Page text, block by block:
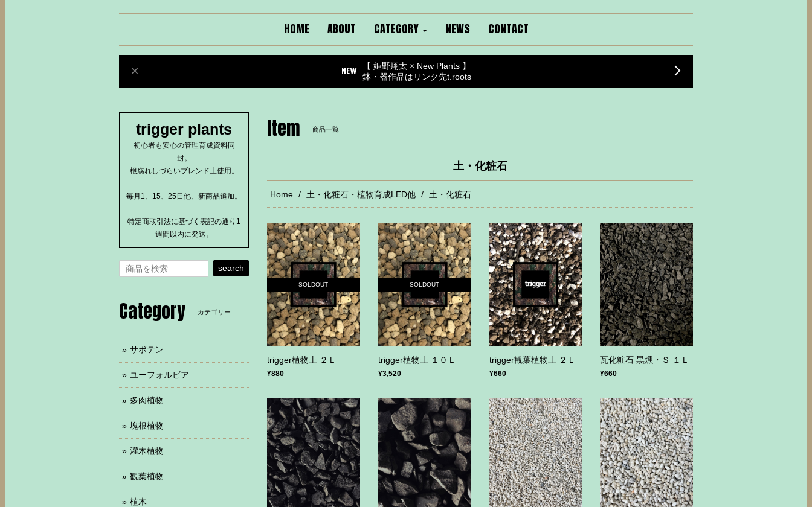
HOME ABOUT CATEGORY NEWS CONTACT
【 姫野翔太 × New Plants 】
鉢・器作品はリンク先t.roots
Item 商品一覧
土・化粧石
Home 土・化粧石・植物育成LED他 土・化粧石
SOLDOUT
trigger植物土 ２Ｌ
¥880
SOLDOUT
trigger植物土 １０Ｌ
¥3,520
trigger観葉植物土 ２Ｌ
¥660
瓦化粧石 黒燻・Ｓ １Ｌ
¥660
trigger plants
初心者も安心の管理育成資料同
封。
根腐れしづらいブレンド土使用。
毎月1、15、25日他、新商品追加。
特定商取引法に基づく表記の通り1
週間以内に発送。
search
Category カテゴリー
サボテン
ユーフォルビア
多肉植物
塊根植物
灌木植物
観葉植物
植木